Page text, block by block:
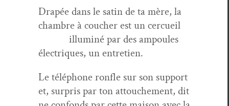
Drapée dans le satin de ta mère, la
cham­bre à couch­er est un cercueil
illu­miné par des ampoules
élec­triques, un entretien.
Le télé­phone ron­fle sur son support
et, sur­pris par ton attouche­ment, dit